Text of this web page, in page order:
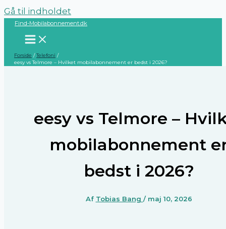
Gå til indholdet
Find-Mobilabonnement.dk
Forside
Telefoni
eesy vs Telmore – Hvilket mobilabonnement er bedst i 2026?
eesy vs Telmore –
mobilabonnement
bedst i 2026?
Af Tobias Bang / maj 10, 2026